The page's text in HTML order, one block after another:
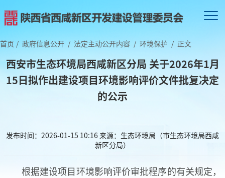
首页 / 政府信息公开 / 法定主动公开内容 / 环境保护 / 正文
西安市生态环境局西咸新区分局 关于2026年1月
15日拟作出建设项目环境影响评价文件批复决定
的公示
发布时间：2026-01-15 10:16来源：生态环境局（市生态环境局西咸
新区分局）
根据建设项目环境影响评价审批程序的有关规定，